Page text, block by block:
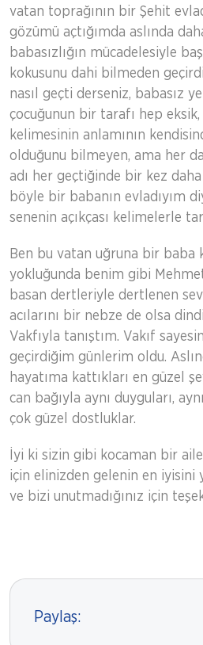
vatan toprağının bir Şehit
gözümü açtığımda aslında
babasızlığın mücadelesiyle
kokusunu dahi bilmeden
nasıl geçti derseniz, babasız
çocuğunun bir tarafı hep
kelimesinin anlamının
olduğunu bilmeyen, ama her
adı her geçtiğinde bir kez
böyle bir babanın evladıyım
senenin açıkçası kelimelerle
Ben bu vatan uğruna bir baba
yokluğunda benim gibi
basan dertleriyle dertlenen
acılarını bir nebze de olsa
Vakfıyla tanıştım. Vakıf
geçirdiğim günlerim oldu.
hayatıma kattıkları en güzel
can bağıyla aynı duyguları,
çok güzel dostluklar.
İyi ki sizin gibi kocaman bir
için elinizden gelenin en iyisini
ve bizi unutmadığınız için
Paylaş: